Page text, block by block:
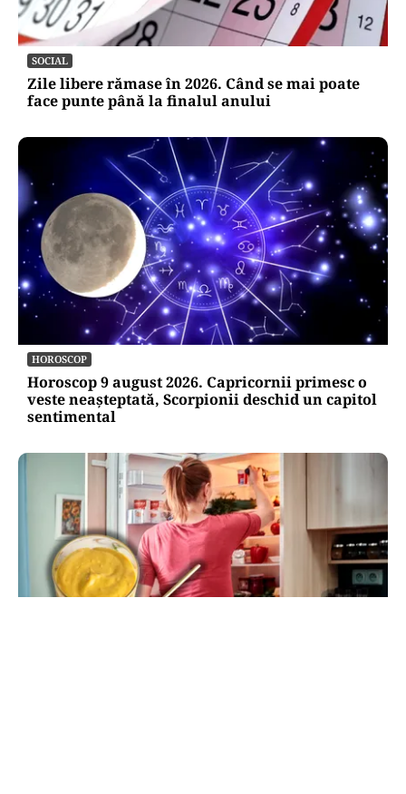
SOCIAL
Zile libere rămase în 2026. Când se mai poate
face punte până la finalul anului
HOROSCOP
Horoscop 9 august 2026. Capricornii primesc o
veste neașteptată, Scorpionii deschid un capitol
sentimental